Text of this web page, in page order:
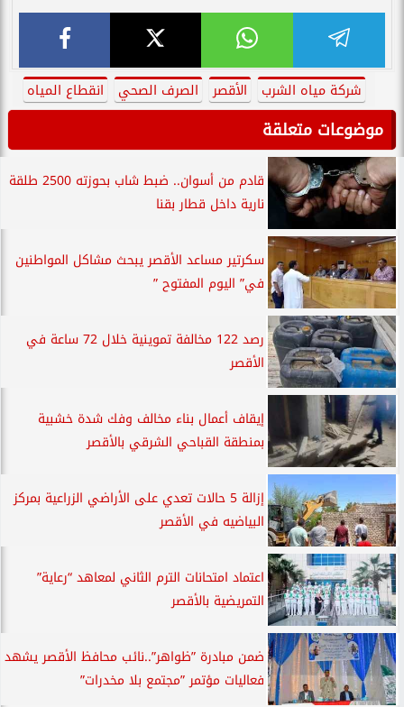
شركة مياه الشرب الأقصر الصرف الصحي انقطاع المياه
موضوعات متعلقة
قادم من أسوان.. ضبط شاب بحوزته 2500 طلقة
نارية داخل قطار بقنا
سكرتير مساعد الأقصر يبحث مشاكل المواطنين
في” اليوم المفتوح ”
رصد 122 مخالفة تموينية خلال 72 ساعة في
الأقصر
إيقاف أعمال بناء مخالف وفك شدة خشبية
بمنطقة القباحي الشرقي بالأقصر
إزالة 5 حالات تعدي على الأراضي الزراعية بمركز
البياضيه في الأقصر
اعتماد امتحانات الترم الثاني لمعاهد “رعاية”
التمريضية بالأقصر
ضمن مبادرة ”ظواهر”..نائب محافظ الأقصر يشهد
فعاليات مؤتمر ”مجتمع بلا مخدرات”